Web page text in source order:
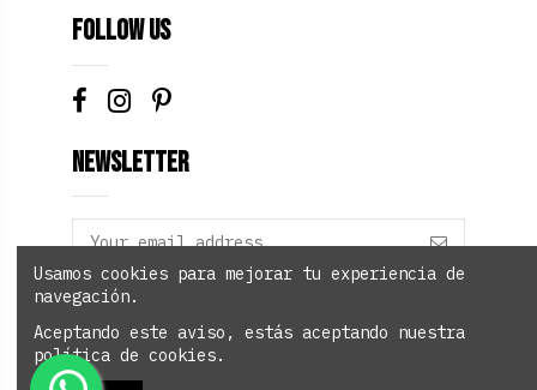
Add to cart
Follow us
Newsletter
Usamos cookies para mejorar tu experiencia de
navegación.
Aceptando este aviso, estás aceptando nuestra
política de cookies.